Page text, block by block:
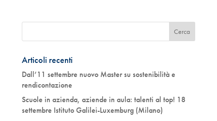
Articoli recenti
Dall’11 settembre nuovo Master su sostenibilità e
rendicontazione
Scuole in azienda, aziende in aula: talenti al top! 18
settembre Istituto Galilei-Luxemburg (Milano)